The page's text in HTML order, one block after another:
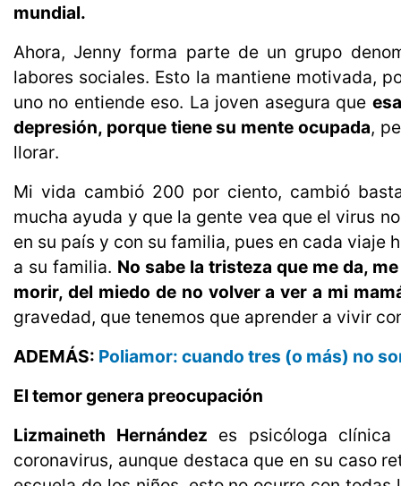
mundial.
Ahora, Jenny forma parte de un grupo
labores sociales. Esto la mantiene motivada,
uno no entiende eso. La joven asegura que
depresión, porque tiene su mente ocupada,
llorar.
Mi vida cambió 200 por ciento, cambió
mucha ayuda y que la gente vea que el virus
en su país y con su familia, pues en cada viaje
a su familia.  No sabe la tristeza que me da,
morir, del miedo de no volver a ver a mi
gravedad, que tenemos que aprender a vivir
ADEMÁS: Poliamor: cuando tres (o más) no
El temor genera preocupación
Lizmaineth Hernández es psicóloga
coronavirus, aunque destaca que en su caso